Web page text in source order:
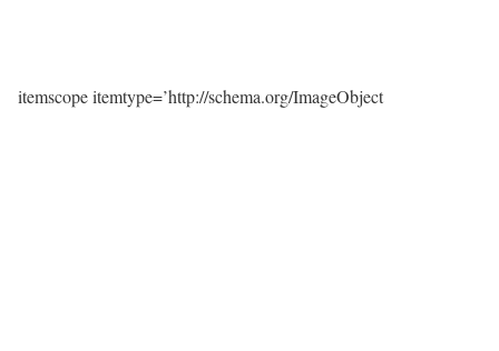
itemscope itemtype=’http://schema.org/ImageObject